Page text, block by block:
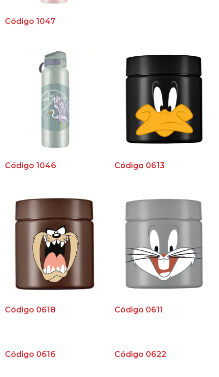
Código 1047
Código 1046 Código 0613
Código 0618 Código 0611
Código 0616 Código 0622